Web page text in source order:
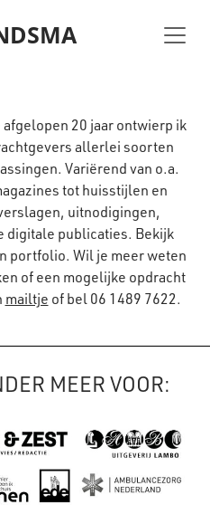
afgelopen 20 jaar ontwierp ik
allerlei soorten
Variërend van o.a.
tot huisstijlen en
uitnodigingen,
digitale publicaties. Bekijk
portfolio. Wil je meer weten
of een mogelijke opdracht
mailtje of bel 06 1489 7622.
MEER VOOR: